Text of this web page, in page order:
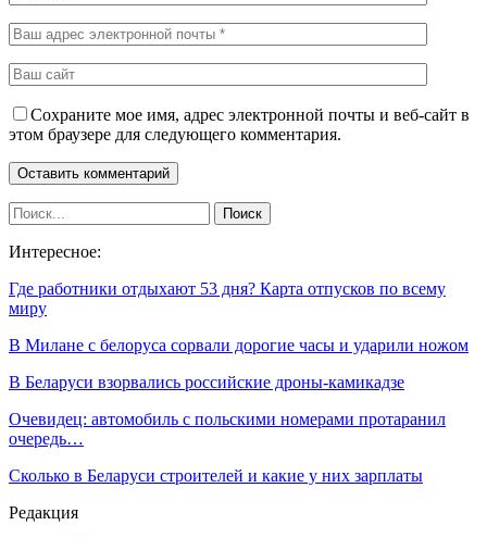
Сохраните мое имя, адрес электронной почты и веб-сайт в
этом браузере для следующего комментария.
Интересное:
Где работники отдыхают 53 дня? Карта отпусков по всему
миру
В Милане с белоруса сорвали дорогие часы и ударили ножом
В Беларуси взорвались российские дроны-камикадзе
Очевидец: автомобиль с польскими номерами протаранил
очередь…
Сколько в Беларуси строителей и какие у них зарплаты
Редакция